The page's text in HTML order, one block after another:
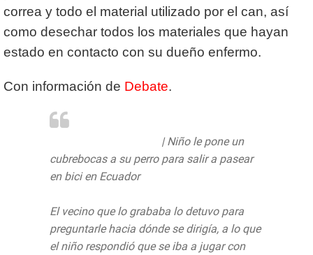
correa y todo el material utilizado por el can, así
como desechar todos los materiales que hayan
estado en contacto con su dueño enfermo.
Con información de Debate.
| Niño le pone un
cubrebocas a su perro para salir a pasear
en bici en Ecuador
El vecino que lo grababa lo detuvo para
preguntarle hacia dónde se dirigía, a lo que
el niño respondió que se iba a jugar con